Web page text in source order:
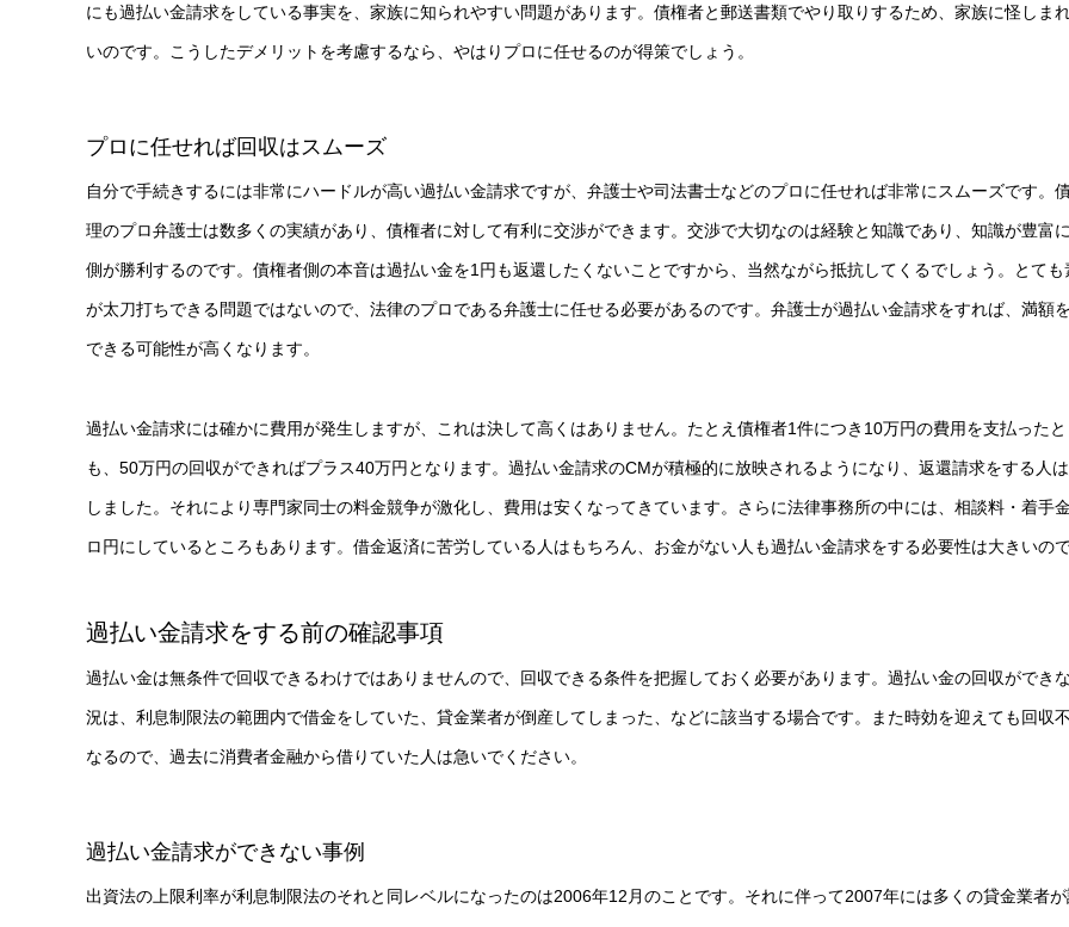
にも過払い金請求をしている事実を、家族に知られやすい問題があります。債権者と郵送書類でやり取りするため、家族に怪しま
いのです。こうしたデメリットを考慮するなら、やはりプロに任せるのが得策でしょう。
プロに任せれば回収はスムーズ
自分で手続きするには非常にハードルが高い過払い金請求ですが、弁護士や司法書士などのプロに任せれば非常にスムーズです。
理のプロ弁護士は数多くの実績があり、債権者に対して有利に交渉ができます。交渉で大切なのは経験と知識であり、知識が豊富
側が勝利するのです。債権者側の本音は過払い金を1円も返還したくないことですから、当然ながら抵抗してくるでしょう。とても
が太刀打ちできる問題ではないので、法律のプロである弁護士に任せる必要があるのです。弁護士が過払い金請求をすれば、満額
できる可能性が高くなります。
過払い金請求には確かに費用が発生しますが、これは決して高くはありません。たとえ債権者1件につき10万円の費用を支払ったと
も、50万円の回収ができればプラス40万円となります。過払い金請求のCMが積極的に放映されるようになり、返還請求をする人
しました。それにより専門家同士の料金競争が激化し、費用は安くなってきています。さらに法律事務所の中には、相談料・着手
ロ円にしているところもあります。借金返済に苦労している人はもちろん、お金がない人も過払い金請求をする必要性は大きいので
過払い金請求をする前の確認事項
過払い金は無条件で回収できるわけではありませんので、回収できる条件を把握しておく必要があります。過払い金の回収ができ
況は、利息制限法の範囲内で借金をしていた、貸金業者が倒産してしまった、などに該当する場合です。また時効を迎えても回収
なるので、過去に消費者金融から借りていた人は急いでください。
過払い金請求ができない事例
出資法の上限利率が利息制限法のそれと同レベルになったのは2006年12月のことです。それに伴って2007年には多くの貸金業者が